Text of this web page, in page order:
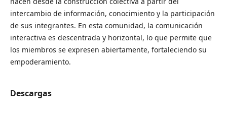
intercambio de información, conocimiento y la participación
de sus integrantes. En esta comunidad, la comunicación
interactiva es descentrada y horizontal, lo que permite que
los miembros se expresen abiertamente, fortaleciendo su
empoderamiento.
Descargas